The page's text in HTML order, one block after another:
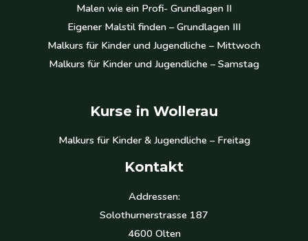
Malen wie ein Profi- Grundlagen II
Eigener Malstil finden – Grundlagen III
Malkurs für Kinder und Jugendliche – Mittwoch
Malkurs für Kinder und Jugendliche – Samstag
Kurse in Wollerau
Malkurs für Kinder & Jugendliche – Freitag
Kontakt
Addressen:
Solothurnerstrasse 187
4600 Olten